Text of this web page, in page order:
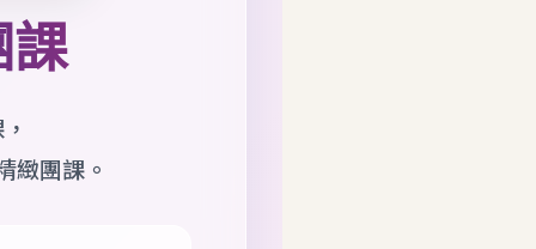
課
緻團課。